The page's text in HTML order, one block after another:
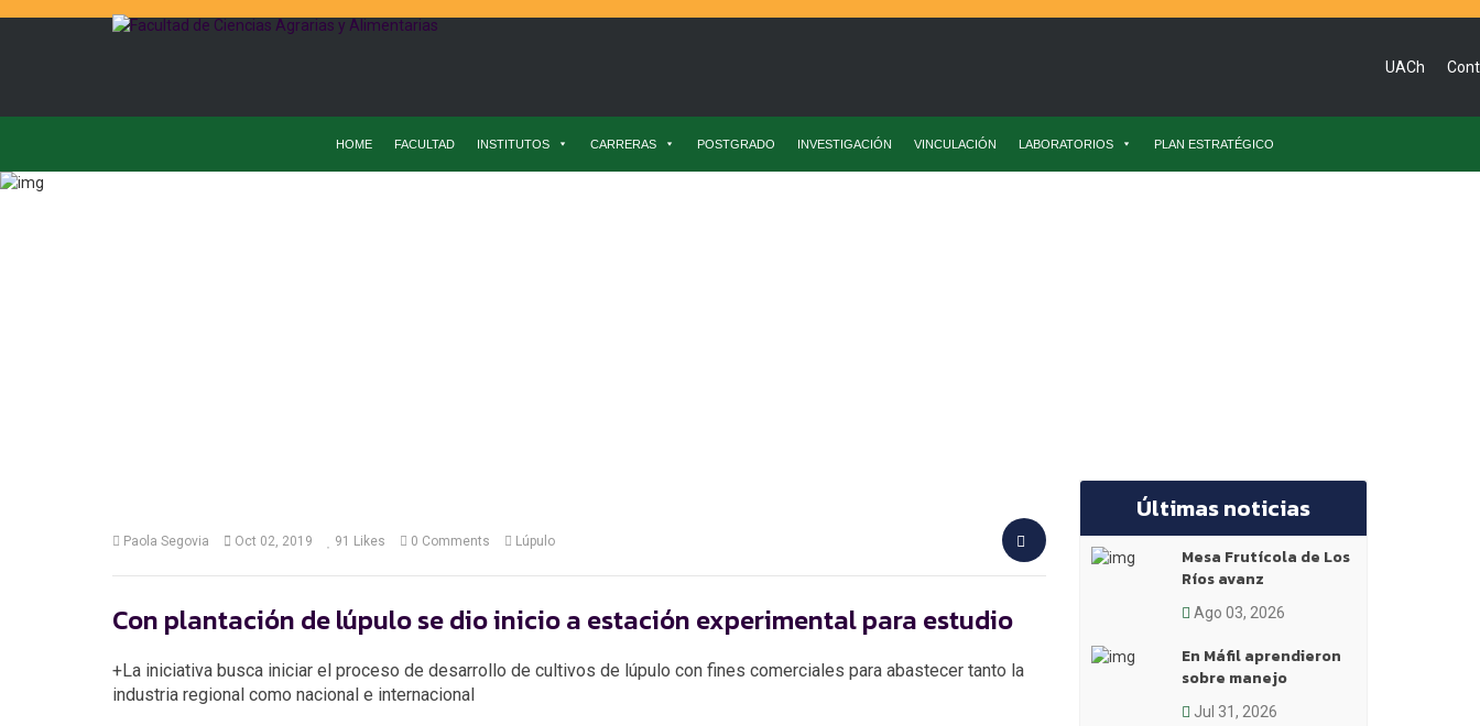
UACh
HOME FACULTAD INSTITUTOS CARRERAS POSTGRADO INVESTIGACIÓN VINCULACIÓN LABORATORIOS PLAN ESTRATÉGICO
Paola Segovia Oct 02, 2019 91 Likes 0 Comments Lúpulo
Con plantación de lúpulo se dio inicio a estación experimental para estudio
+La iniciativa busca iniciar el proceso de desarrollo de cultivos de lúpulo con fines comerciales para abastecer tanto la
industria regional como nacional e internacional
Últimas noticias
Mesa Frutícola de Los
Ríos avanz
Ago 03, 2026
En Máfil aprendieron
sobre manejo
Jul 31, 2026